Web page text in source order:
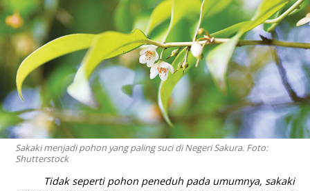
Sakaki menjadi pohon yang paling suci di Negeri Sakura. Foto:
Shutterstock
Tidak seperti pohon peneduh pada umumnya, sakaki